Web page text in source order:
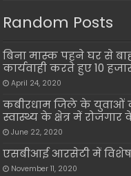
Random Posts
बिना मास्क पहने घर से
कार्यवाही करते हुए 10
April 24, 2020
कबीरधाम जिले के युवाओं
स्वास्थ्य के क्षेत्र में
June 22, 2020
एसबीआई आरसेटी में विशेष
November 11, 2020